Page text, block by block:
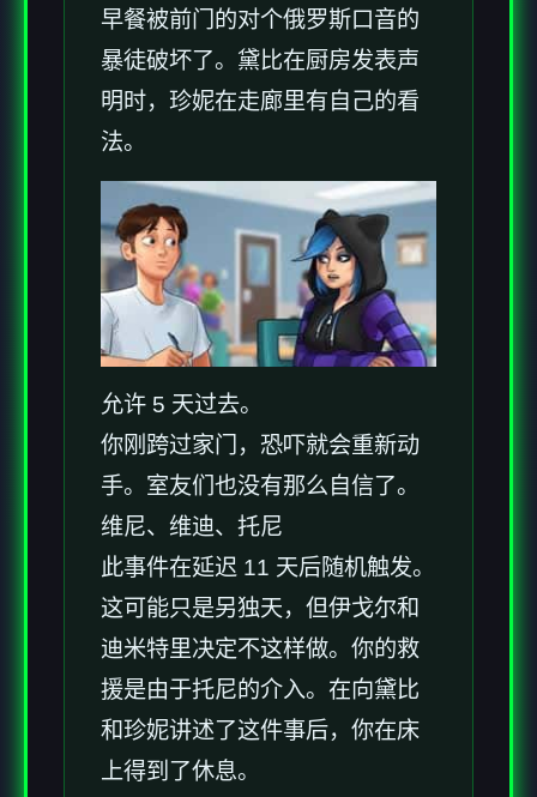
早餐被前门的对个俄罗斯口音的
暴徒破坏了。黛比在厨房发表声
明时，珍妮在走廊里有自己的看
法。
允许 5 天过去。
你刚跨过家门，恐吓就会重新动
手。室友们也没有那么自信了。
维尼、维迪、托尼
此事件在延迟 11 天后随机触发。
这可能只是另独天，但伊戈尔和
迪米特里决定不这样做。你的救
援是由于托尼的介入。在向黛比
和珍妮讲述了这件事后，你在床
上得到了休息。